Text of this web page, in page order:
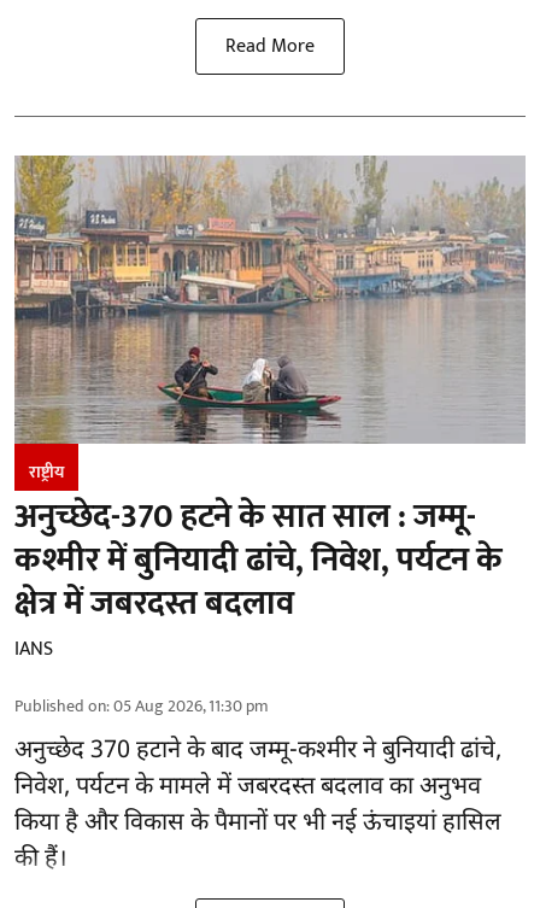
Read More
राष्ट्रीय
अनुच्छेद-370 हटने के सात साल : जम्मू-
कश्मीर में बुनियादी ढांचे, निवेश, पर्यटन के
क्षेत्र में जबरदस्त बदलाव
IANS
Published on:05 Aug 2026, 11:30 pm
अनुच्छेद 370 हटाने के बादजम्मू-कश्मीर ने बुनियादी ढांचे,
निवेश, पर्यटन के मामले में जबरदस्त बदलाव का अनुभव
किया है और विकास के पैमानों पर भी नई ऊंचाइयां हासिल
की हैं।